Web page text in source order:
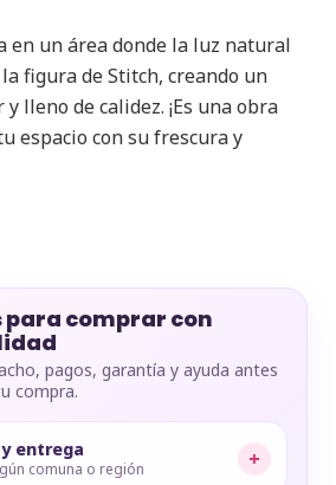
en un área donde la luz natural
figura de Stitch, creando un
lleno de calidez. ¡Es una obra
espacio con su frescura y
para comprar con
pagos, garantía y ayuda antes
compra.
entrega
comuna o región +